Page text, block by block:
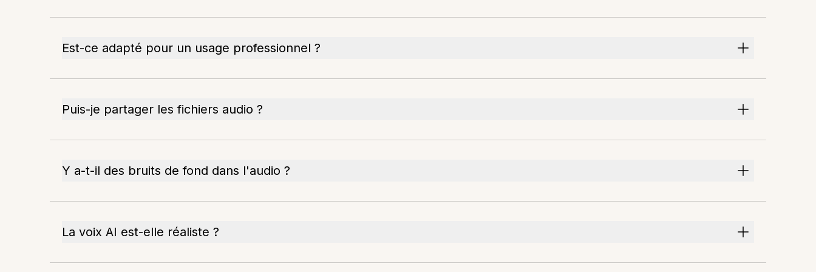
Est-ce adapté pour un usage professionnel ?
Puis-je partager les fichiers audio ?
Y a-t-il des bruits de fond dans l'audio ?
La voix AI est-elle réaliste ?